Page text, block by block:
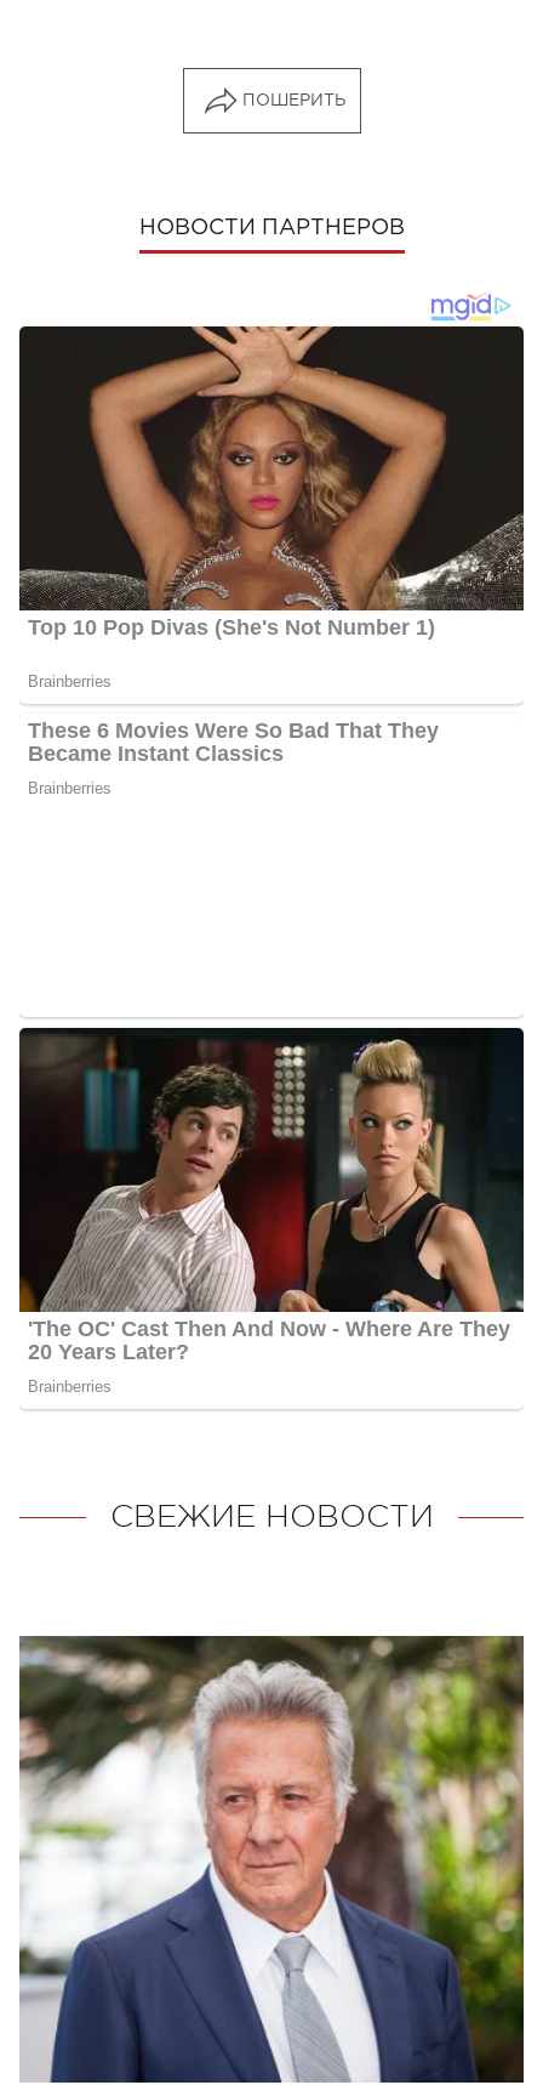
ПОШЕРИТЬ
НОВОСТИ ПАРТНЕРОВ
СВЕЖИЕ НОВОСТИ